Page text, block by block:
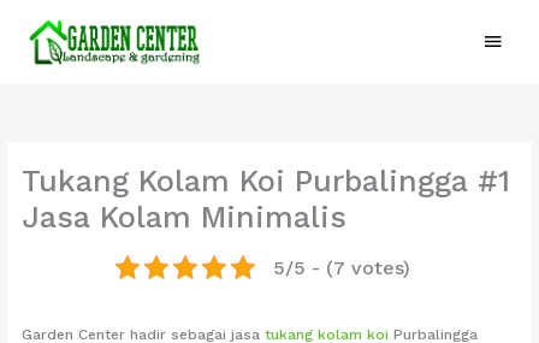
konten
Menu
Tukang Kolam Koi Purbalingga #1
Jasa Kolam Minimalis
5/5 - (7 votes)
Garden Center hadir sebagai jasatukang kolam koi Purbalingga